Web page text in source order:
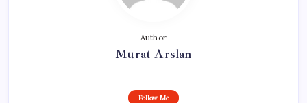
Author
Murat Arslan
Follow Me